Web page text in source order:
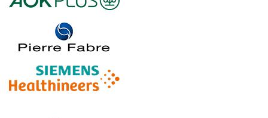
Logo – AOK PLUS
Logo – Pierre Fabre Pharma
Logo – Siemens Healthineers